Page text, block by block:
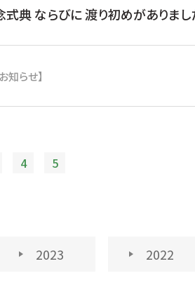
式典 ならびに 渡り初めがありまし
お知らせ】
4 5
2023 2022